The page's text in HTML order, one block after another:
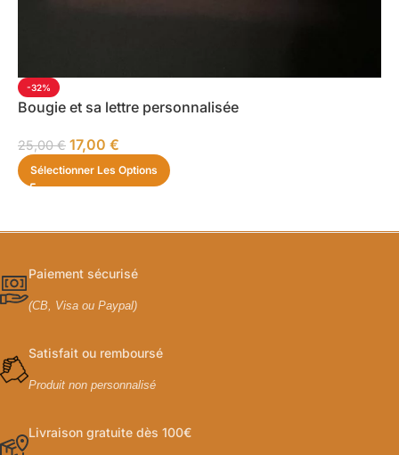
-32%
Bougie et sa lettre personnalisée
25,00€ 17,00 €
Sélectionner Les Options
Paiement sécurisé
(CB, Visa ou Paypal)
Satisfait ou remboursé
Produit non personnalisé
Livraison gratuite dès 100€